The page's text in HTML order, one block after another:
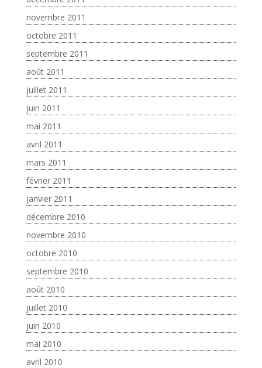
novembre 2011
octobre 2011
septembre 2011
août 2011
juillet 2011
juin 2011
mai 2011
avril 2011
mars 2011
février 2011
janvier 2011
décembre 2010
novembre 2010
octobre 2010
septembre 2010
août 2010
juillet 2010
juin 2010
mai 2010
avril 2010